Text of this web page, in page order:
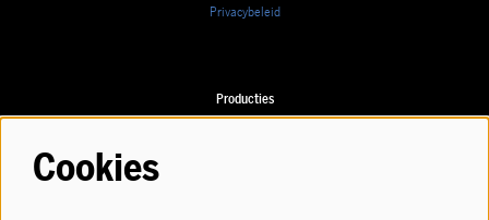
Privacybeleid
Producties
Cookies